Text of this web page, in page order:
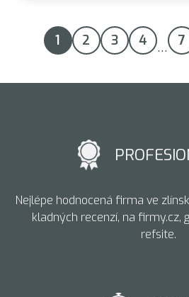
1 2 3 4 … 7
Nejlépe hodnocená firma ve
kladných recenzí, na firmy.cz,
refsite.